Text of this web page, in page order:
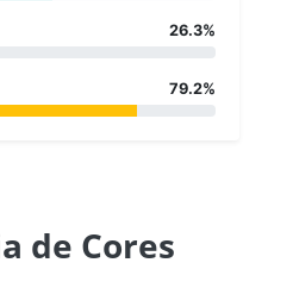
26.3%
79.2%
de Cores